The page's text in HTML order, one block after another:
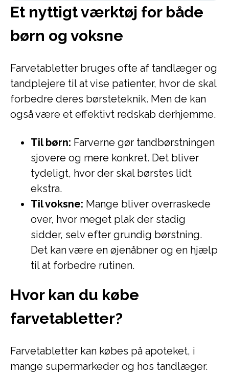
Et nyttigt værktøj for både
børn og voksne
Farvetabletter bruges ofte af tandlæger og
tandplejere til at vise patienter, hvor de skal
forbedre deres børsteteknik. Men de kan
også være et effektivt redskab derhjemme.
Til børn: Farverne gør tandbørstningen
sjovere og mere konkret. Det bliver
tydeligt, hvor der skal børstes lidt
ekstra.
Til voksne: Mange bliver overraskede
over, hvor meget plak der stadig
sidder, selv efter grundig børstning.
Det kan være en øjenåbner og en hjælp
til at forbedre rutinen.
Hvor kan du købe
farvetabletter?
Farvetabletter kan købes på apoteket, i
mange supermarkeder og hos tandlæger.